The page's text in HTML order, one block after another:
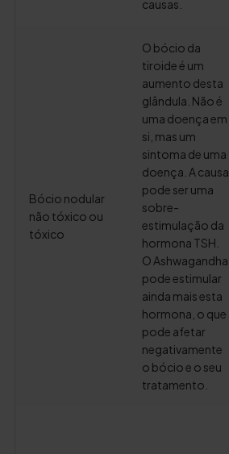
causas.
Bócio nodular
não tóxico ou
tóxico
O bócio da
tiroide é um
aumento desta
glândula. Não é
uma doença em
si, mas um
sintoma de uma
doença. A causa
pode ser uma
sobre-
estimulação da
hormona TSH.
O Ashwagandha
pode estimular
ainda mais esta
hormona, o que
pode afetar
negativamente
o bócio e o seu
tratamento.